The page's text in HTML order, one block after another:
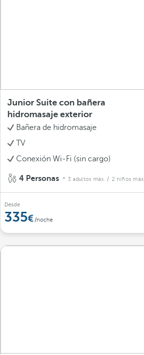
Junior Suite con bañera
hidromasaje exterior
Bañera de hidromasaje
TV
Conexión Wi-Fi (sin cargo)
4 Personas 3 adultos máx. / 2 niños máx.
Desde
335 /noche